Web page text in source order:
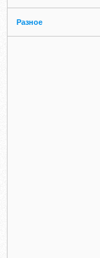
Разное